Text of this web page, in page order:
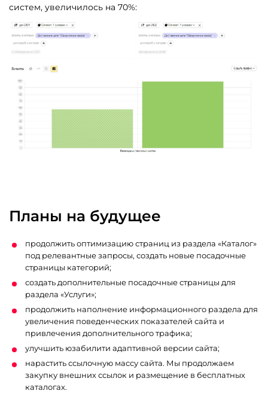
систем, увеличилось на 70%:
Планы на будущее
продолжить оптимизацию страниц из раздела «Каталог»
под релевантные запросы, создать новые посадочные
страницы категорий;
создать дополнительные посадочные страницы для
раздела «Услуги»;
продолжить наполнение информационного раздела для
увеличения поведенческих показателей сайта и
привлечения дополнительного трафика;
улучшить юзабилити адаптивной версии сайта;
нарастить ссылочную массу сайта. Мы продолжаем
закупку внешних ссылок и размещение в бесплатных
каталогах.